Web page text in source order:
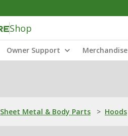
Shop
Owner Support Merchandise
Sheet Metal & Body Parts > Hoods